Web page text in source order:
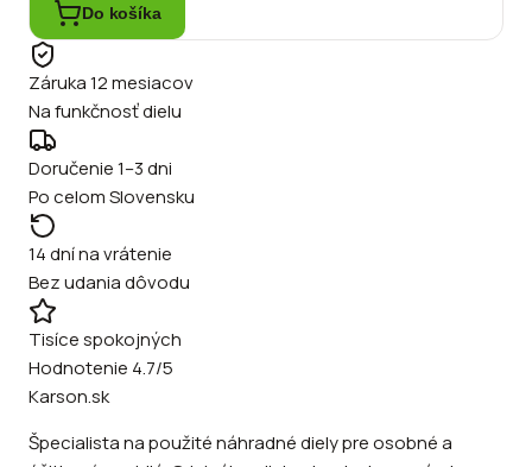
Do košíka
Záruka 12 mesiacov
Na funkčnosť dielu
Doručenie 1–3 dni
Po celom Slovensku
14 dní na vrátenie
Bez udania dôvodu
Tisíce spokojných
Hodnotenie 4.7/5
Karson.sk
Špecialista na použité náhradné diely pre osobné a